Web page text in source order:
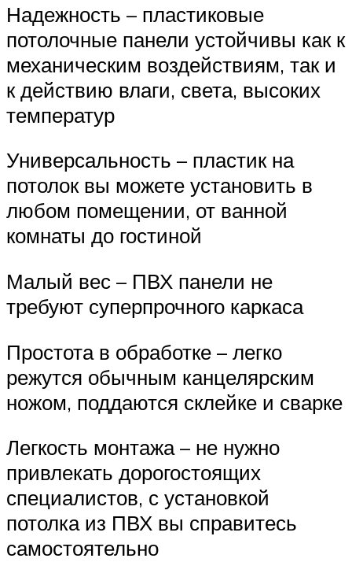
Надежность – пластиковые
потолочные панели устойчивы как к
механическим воздействиям, так и
к действию влаги, света, высоких
температур
Универсальность – пластик на
потолок вы можете установить в
любом помещении, от ванной
комнаты до гостиной
Малый вес – ПВХ панели не
требуют суперпрочного каркаса
Простота в обработке – легко
режутся обычным канцелярским
ножом, поддаются склейке и сварке
Легкость монтажа – не нужно
привлекать дорогостоящих
специалистов, с установкой
потолка из ПВХ вы справитесь
самостоятельно